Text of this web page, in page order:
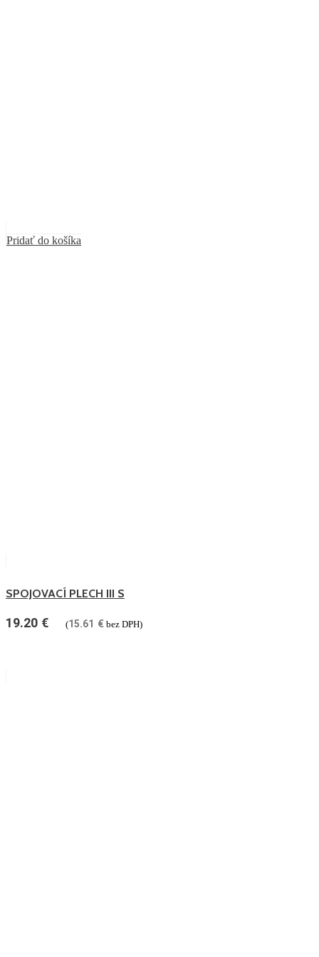
Pridať do košíka
SPOJOVACÍ PLECH III S
19.20 € (15.61 € bez DPH)